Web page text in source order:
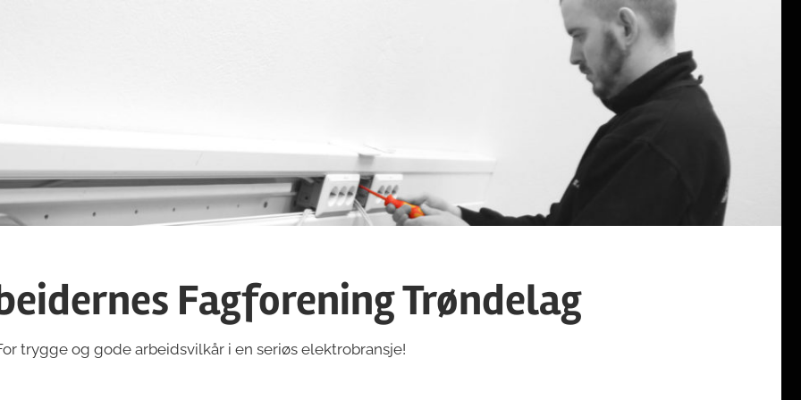
Fagforening Trøndelag
trygge og gode arbeidsvilkår i en seriøs elektrobransje!